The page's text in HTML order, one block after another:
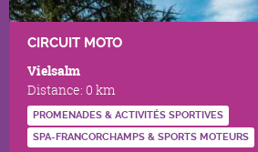
CIRCUIT MOTO
Vielsalm
Distance: 0 km
PROMENADES & ACTIVITÉS SPORTIVES
SPA-FRANCORCHAMPS & SPORTS MOTEURS